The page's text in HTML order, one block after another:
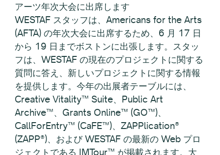
アーツ年次大会に出席します
WESTAF スタッフは、Americans for the Arts
(AFTA) の年次大会に出席するため、6 月 17 日
から 19 日までボストンに出張します。スタッ
フは、WESTAF の現在のプロジェクトに関する
質問に答え、新しいプロジェクトに関する情報
を提供します。今年の出展者テーブルには、
Creative Vitality™ Suite、Public Art
Archive™、Grants Online™ (GO™)、
CallForEntry™ (CaFE™)、ZAPPlication®
(ZAPP®)、および WESTAF の最新の Web プロ
ジェクトである IMTour™ が掲載されます。大